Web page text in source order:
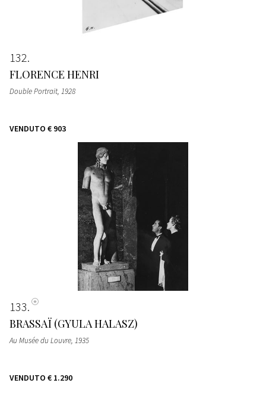
132
FLORENCE HENRI
Double Portrait, 1928
VENDUTO € 903
133
BRASSAÏ (GYULA HALASZ)
Au Musée du Louvre, 1935
VENDUTO € 1.290